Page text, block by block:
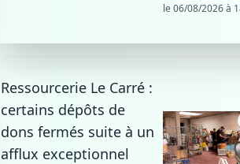
le 06/08/2026 à
Ressourcerie Le Carré :
certains dépôts de
dons fermés suite à un
afflux exceptionnel